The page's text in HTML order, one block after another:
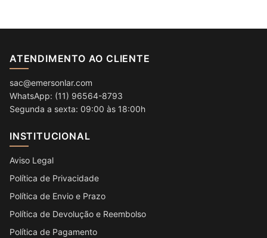
ATENDIMENTO AO CLIENTE
sac@emersonlar.com
WhatsApp: (11) 96564-8793
Segunda a sexta: 09:00 às 18:00h
INSTITUCIONAL
Aviso Legal
Política de Privacidade
Política de Envio e Prazo
Política de Devolução e Reembolso
Política de Pagamento